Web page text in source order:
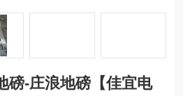
磅-庄浪地磅【佳宜电